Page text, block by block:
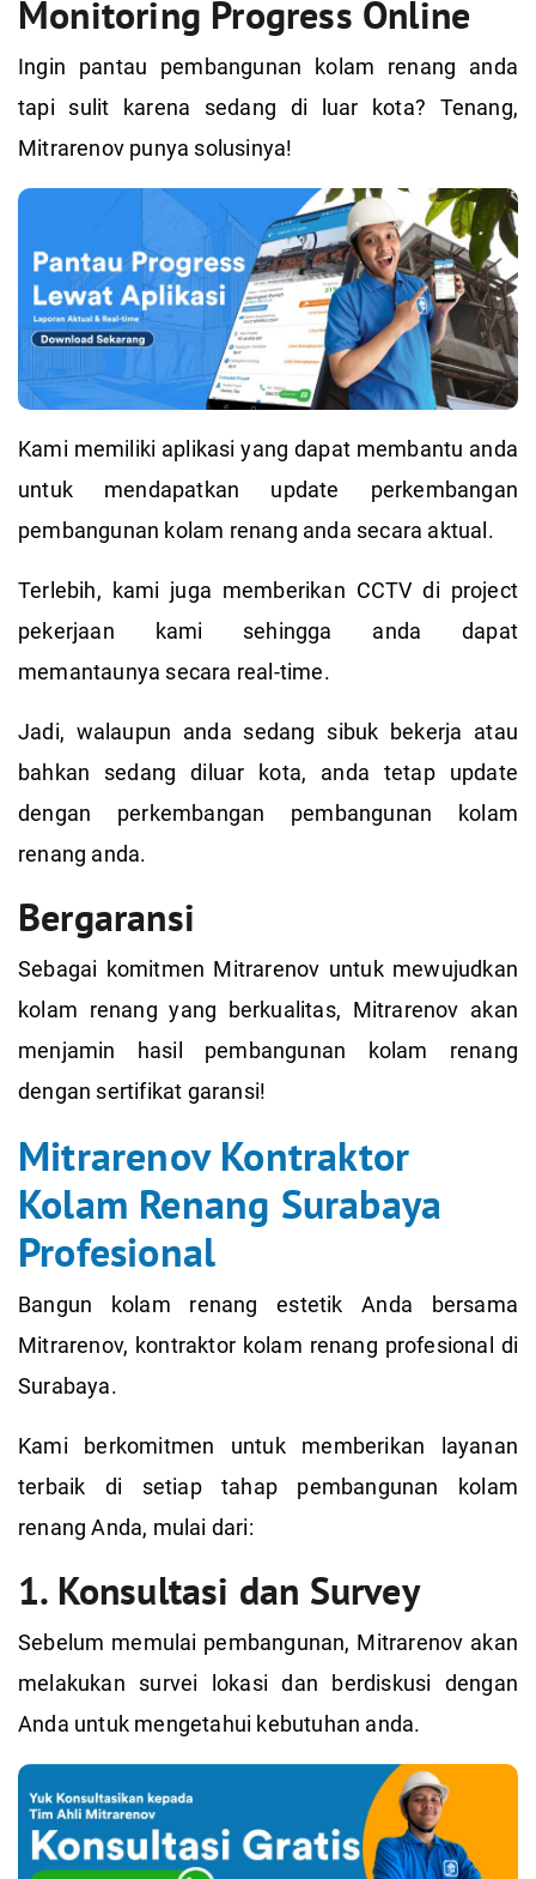
Monitoring Progress Online
Ingin pantau pembangunan kolam renang anda
tapi sulit karena sedang di luar kota? Tenang,
Mitrarenov punya solusinya!
Kami memiliki aplikasi yang dapat membantu anda
untuk mendapatkan update perkembangan
pembangunan kolam renang anda secara aktual.
Terlebih, kami juga memberikan CCTV di project
pekerjaan kami sehingga anda dapat
memantaunya secara real-time.
Jadi, walaupun anda sedang sibuk bekerja atau
bahkan sedang diluar kota, anda tetap update
dengan perkembangan pembangunan kolam
renang anda.
Bergaransi
Sebagai komitmen Mitrarenov untuk mewujudkan
kolam renang yang berkualitas, Mitrarenov akan
menjamin hasil pembangunan kolam renang
dengan sertifikat garansi!
Mitrarenov Kontraktor
Kolam Renang Surabaya
Profesional
Bangun kolam renang estetik Anda bersama
Mitrarenov, kontraktor kolam renang profesional di
Surabaya.
Kami berkomitmen untuk memberikan layanan
terbaik di setiap tahap pembangunan kolam
renang Anda, mulai dari:
1. Konsultasi dan Survey
Sebelum memulai pembangunan, Mitrarenov akan
melakukan survei lokasi dan berdiskusi dengan
Anda untuk mengetahui kebutuhan anda.